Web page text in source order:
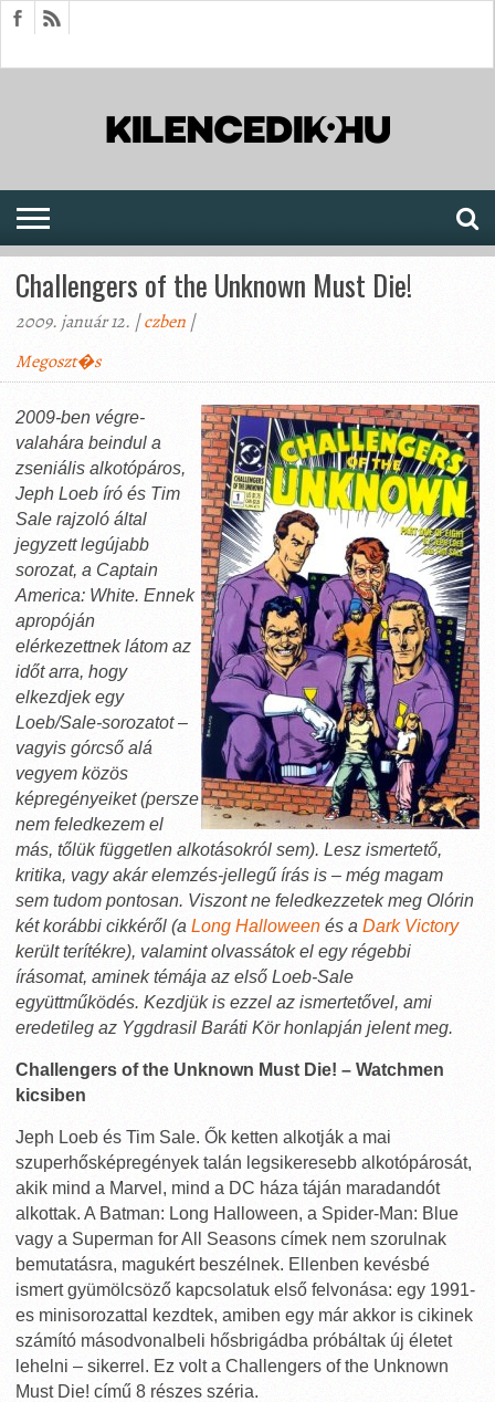
Challengers of the Unknown Must Die!
2009. január 12. |czben |
Megoszt�s
2009-ben végre-
valahára beindul a
zseniális alkotópáros,
Jeph Loeb író és Tim
Sale rajzoló által
jegyzett legújabb
sorozat, a Captain
America: White. Ennek
apropóján
elérkezettnek látom az
időt arra, hogy
elkezdjek egy
Loeb/Sale-sorozatot –
vagyis górcső alá
vegyem közös
képregényeiket (persze
nem feledkezem el
más, tőlük független alkotásokról sem). Lesz ismertető,
kritika, vagy akár elemzés-jellegű írás is – még magam
sem tudom pontosan. Viszont ne feledkezzetek meg Olórin
két korábbi cikkéről (a Long Halloween és a Dark Victory
került terítékre), valamint olvassátok el egy régebbi
írásomat, aminek témája az első Loeb-Sale
együttműködés. Kezdjük is ezzel az ismertetővel, ami
eredetileg az Yggdrasil Baráti Körhonlapján jelent meg.
Challengers of the Unknown Must Die! – Watchmen
kicsiben
Jeph Loeb és Tim Sale. Ők ketten alkotják a mai
szuperhősképregények talán legsikeresebb alkotópárosát,
akik mind a Marvel, mind a DC háza táján maradandót
alkottak. A Batman: Long Halloween, a Spider-Man: Blue
vagy a Superman for All Seasons címek nem szorulnak
bemutatásra, magukért beszélnek. Ellenben kevésbé
ismert gyümölcsöző kapcsolatuk első felvonása: egy 1991-
es minisorozattal kezdtek, amiben egy már akkor is cikinek
számító másodvonalbeli hősbrigádba próbáltak új életet
lehelni – sikerrel. Ez volt a Challengers of the Unknown
Must Die! című 8 részes széria.